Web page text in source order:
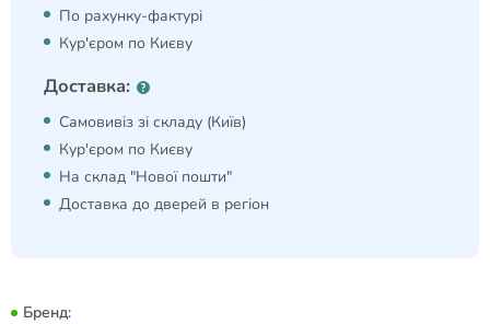
По рахунку-фактурі
Кур'єром по Києву
Доставка:
Самовивіз зі складу (Київ)
Кур'єром по Києву
На склад "Нової пошти"
Доставка до дверей в регіон
Бренд: